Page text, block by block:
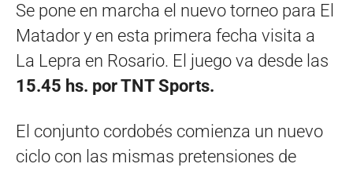
Se pone en marcha el nuevo torneo para El
Matador y en esta primera fecha visita a
La Lepra en Rosario. El juego va desde las
15.45 hs. por TNT Sports.
El conjunto cordobés comienza un nuevo
ciclo con las mismas pretensiones de